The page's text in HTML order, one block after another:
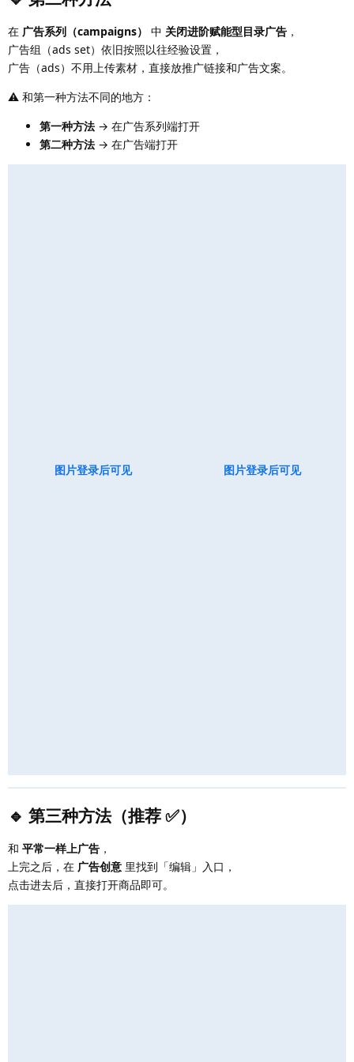
在 广告系列（campaigns） 中 关闭进阶赋能型目录广告 ，
广告组（ads set）依旧按照以往经验设置，
广告（ads）不用上传素材，直接放推广链接和广告文案。
⚠️ 和第一种方法不同的地方：
第一种方法 → 在广告系列端打开
第二种方法 → 在广告端打开
图片登录后可见 图片登录后可见
🔹 第三种方法（推荐 ✅）
和 平常一样上广告 ，
上完之后，在 广告创意 里找到「编辑」入口，
点击进去后，直接打开商品即可。